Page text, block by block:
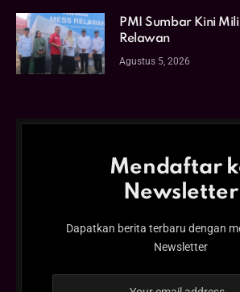
PMI Sumbar Kini
Relawan
Agustus 5, 2026
Mendaftar
Newsletter
Dapatkan berita terbaru dengan
Newsletter